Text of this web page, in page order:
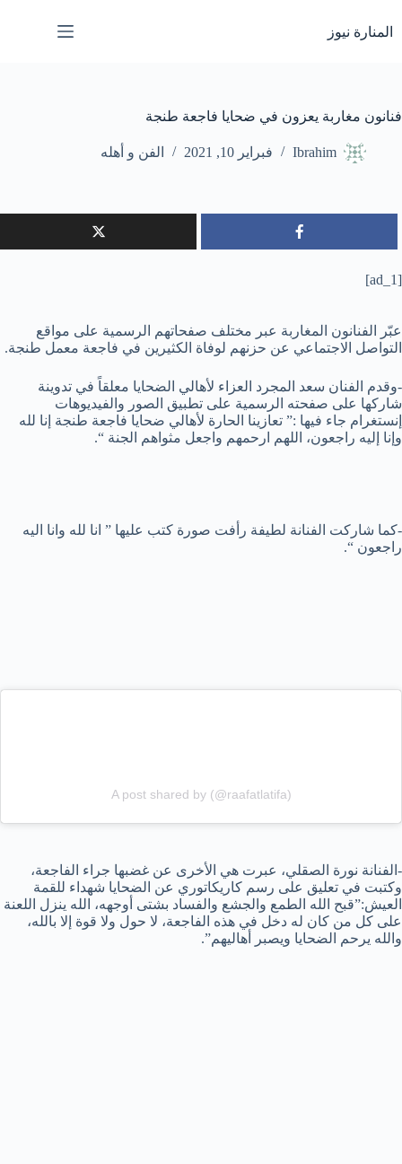
إلى
المحتوى
المنارة نيوز
فنانون مغاربة يعزون في ضحايا فاجعة طنجة
Ibrahim فبراير 10, 2021 الفن و أهله
[ad_1]
عبّر الفنانون المغاربة عبر مختلف صفحاتهم الرسمية على مواقع
التواصل الاجتماعي عن حزنهم لوفاة الكثيرين في فاجعة معمل طنجة.
-وقدم الفنان سعد المجرد العزاء لأهالي الضحايا معلقاً في تدوينة
شاركها على صفحته الرسمية على تطبيق الصور والفيديوهات
إنستغرام جاء فيها :” تعازينا الحارة لأهالي ضحايا فاجعة طنجة إنا لله
وإنا إليه راجعون، اللهم ارحمهم واجعل مثواهم الجنة “.
-كما شاركت الفنانة لطيفة رأفت صورة كتب عليها ” انا لله وانا اليه
راجعون “.
A post shared by (@raafatlatifa)
-الفنانة نورة الصقلي، عبرت هي الأخرى عن غضبها جراء الفاجعة،
وكتبت في تعليق على رسم كاريكاتوري عن الضحايا شهداء للقمة
العيش:”قبح الله الطمع والجشع والفساد بشتى أوجهه، الله ينزل اللعنة
على كل من كان له دخل في هذه الفاجعة، لا حول ولا قوة إلا بالله،
والله يرحم الضحايا ويصبر أهاليهم”.